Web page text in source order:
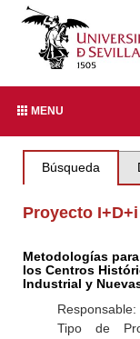
MENU
Búsqueda
Proyecto I+D+i
Metodologías
los Centros
Industrial y
Responsable:
Tipo de